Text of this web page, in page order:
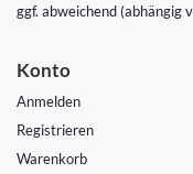
ggf. abweichend (abhängig
Konto
Anmelden
Registrieren
Warenkorb